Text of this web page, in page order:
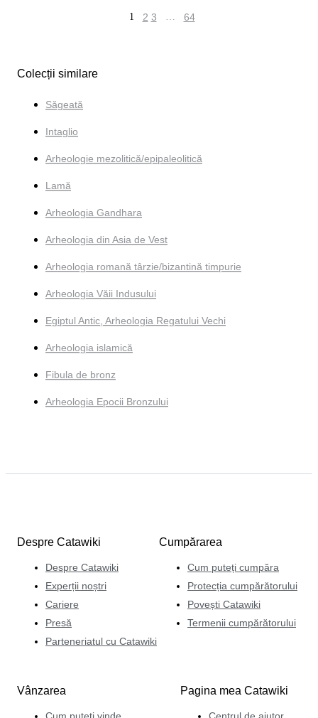
1 2 3 … 64
Colecții similare
Săgeată
Intaglio
Arheologie mezolitică/epipaleolitică
Lamă
Arheologia Gandhara
Arheologia din Asia de Vest
Arheologia romană târzie/bizantină timpurie
Arheologia Văii Indusului
Egiptul Antic, Arheologia Regatului Vechi
Arheologia islamică
Fibula de bronz
Arheologia Epocii Bronzului
Despre Catawiki
Despre Catawiki
Experții noștri
Cariere
Presă
Parteneriatul cu Catawiki
Cumpărarea
Cum puteți cumpăra
Protecția cumpărătorului
Povești Catawiki
Termenii cumpărătorului
Vânzarea Pagina mea Catawiki